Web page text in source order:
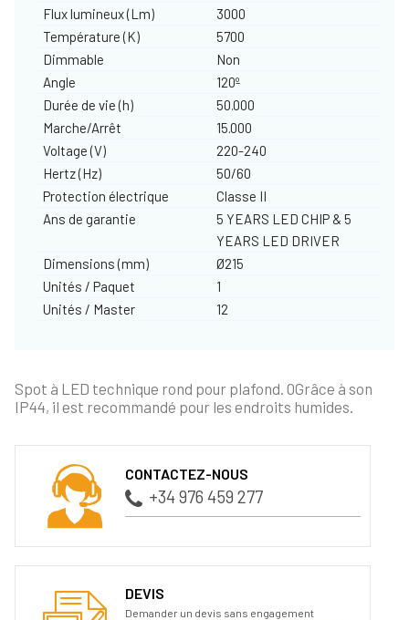
Flux lumineux (Lm)
3000
Température (K)
5700
Dimmable
Non
Angle
120º
Durée de vie (h)
50.000
Marche/Arrêt
15.000
Voltage (V)
220-240
Hertz (Hz)
50/60
Protection électrique
Classe II
Ans de garantie
5 YEARS LED CHIP & 5
YEARS LED DRIVER
Dimensions (mm)
Ø215
Unités / Paquet
1
Unités / Master
12
Spot à LED technique rond pour plafond. 0Grâce à son
IP44, il est recommandé pour les endroits humides.
CONTACTEZ-NOUS
+34 976 459 277
DEVIS
Demander un devis sans engagement